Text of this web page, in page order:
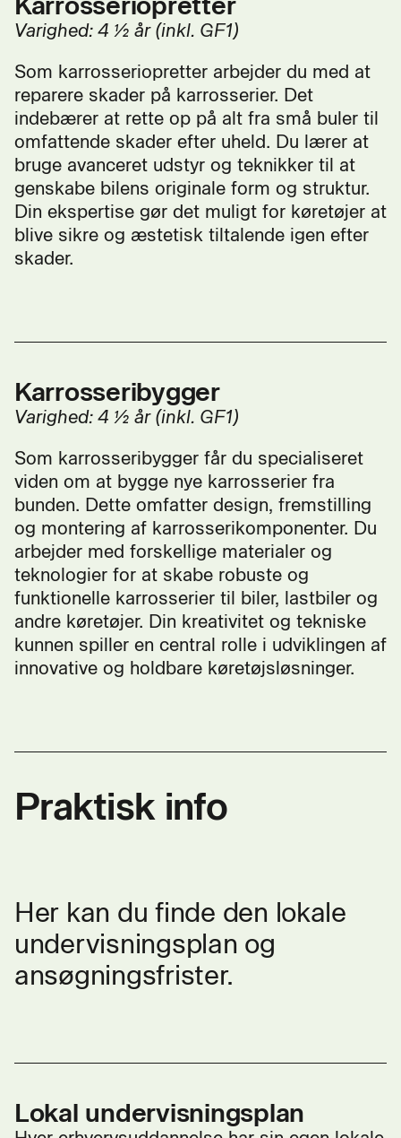
Varighed: 4 ½ år (inkl. GF1)
Som karrosseriopretter arbejder du med at
reparere skader på karrosserier. Det
indebærer at rette op på alt fra små buler til
omfattende skader efter uheld. Du lærer at
bruge avanceret udstyr og teknikker til at
genskabe bilens originale form og struktur.
Din ekspertise gør det muligt for køretøjer at
blive sikre og æstetisk tiltalende igen efter
skader.
Karrosseribygger
Varighed: 4 ½ år (inkl. GF1)
Som karrosseribygger får du specialiseret
viden om at bygge nye karrosserier fra
bunden. Dette omfatter design, fremstilling
og montering af karrosserikomponenter. Du
arbejder med forskellige materialer og
teknologier for at skabe robuste og
funktionelle karrosserier til biler, lastbiler og
andre køretøjer. Din kreativitet og tekniske
kunnen spiller en central rolle i udviklingen af
innovative og holdbare køretøjsløsninger.
Praktisk info
Her kan du finde den lokale
undervisningsplan og
ansøgningsfrister.
Lokal undervisningsplan